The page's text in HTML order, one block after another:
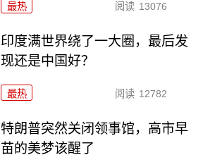
最热 阅读 13076
印度满世界绕了一大圈，最后发
现还是中国好？
最热 阅读 12782
特朗普突然关闭领事馆，高市早
苗的美梦该醒了